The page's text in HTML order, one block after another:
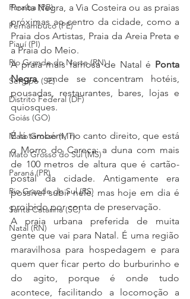
Paraíba (PB)
Pernambuco (PE)
Piauí (PI)
Rio Grande do Norte (RN)
Sergipe (SE)
Distrito Federal (DF)
Goiás (GO)
Mato Grosso (MT)
Mato Grosso do Sul (MS)
Paraná (PR)
Rio Grande do Sul (RS)
Santa Catarina (SC)
Natal (RN)
Ponta Negra, a Via Costeira ou as praias
próximas ao centro da cidade, como a
Praia dos Artistas, Praia da Areia Preta e
a Praia do Meio.
A praia mais famosa de Natal é Ponta
Negra, onde se concentram hotéis,
pousadas, restaurantes, bares, lojas e
quiosques.
É lá também, no canto direito, que está
o Morro do Careca: a duna com mais
de 100 metros de altura que é cartão-
postal da cidade. Antigamente era
possível subir nele, mas hoje em dia é
proibido por conta de preservação.
A praia urbana preferida de muita
gente que vai para Natal. É uma região
maravilhosa para hospedagem e para
quem quer ficar perto do burburinho e
do agito, porque é onde tudo
acontece, facilitando a locomoção a